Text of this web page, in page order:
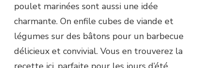
poulet marinées sont aussi une idée
charmante. On enfile cubes de viande et
légumes sur des bâtons pour un barbecue
délicieux et convivial. Vous en trouverez la